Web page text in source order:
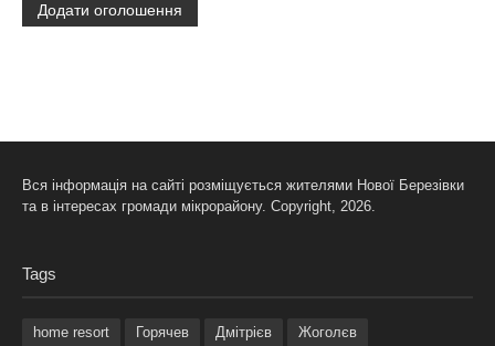
Додати оголошення
Вся інформація на сайті розміщується жителями Нової Березівки
та в інтересах громади мікрорайону. Copyright, 2026.
Tags
home resort Горячев Дмітрієв Жоголєв